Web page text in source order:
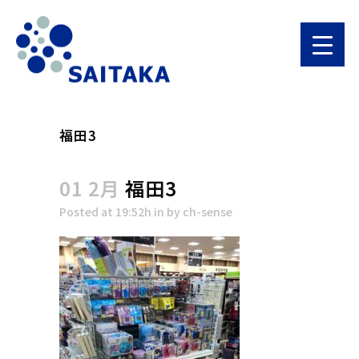
福田3
01 2月 福田3
Posted at 19:52h in by ch-sense